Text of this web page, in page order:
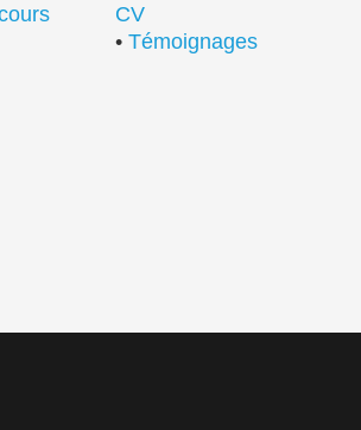
CV
• Témoignages